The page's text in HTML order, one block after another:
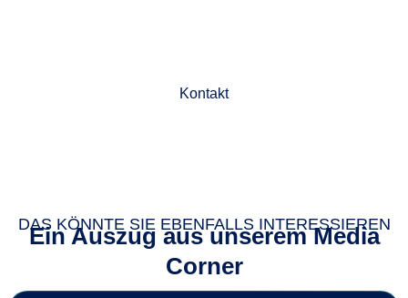
Kontakt
DAS KÖNNTE SIE EBENFALLS INTERESSIEREN
Ein Auszug aus unserem Media
Corner